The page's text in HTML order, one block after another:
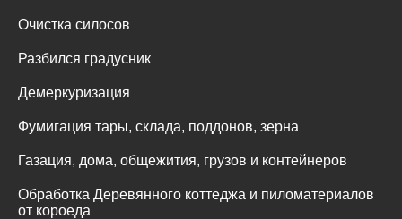
Очистка силосов
Разбился градусник
Демеркуризация
Фумигация тары, склада, поддонов, зерна
Газация, дома, общежития, грузов и контейнеров
Обработка Деревянного коттеджа и пиломатериалов
от короеда